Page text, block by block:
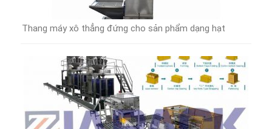
Thang máy xô thẳng đứng cho sản phẩm dạng hạt